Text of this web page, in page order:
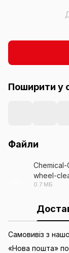
Поширити у
Файли
wheel-
0.7 МБ
Самовивіз з
«Нова пошта» по